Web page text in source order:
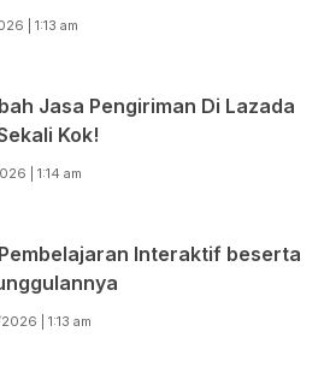
| 1:13 am
Jasa Pengiriman Di Lazada
Kok!
| 1:14 am
Interaktif beserta
| 1:13 am